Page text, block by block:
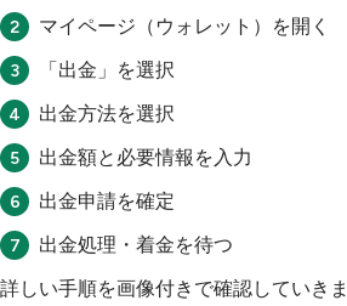
マイページ（ウォレット）を開く
「出金」を選択
出金方法を選択
出金額と必要情報を入力
出金申請を確定
出金処理・着金を待つ
詳しい手順を画像付きで確認していきま